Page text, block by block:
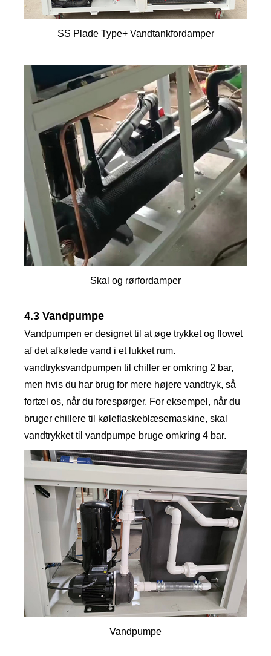
SS Plade Type+ Vandtankfordamper
Skal og rørfordamper
4.3 Vandpumpe
Vandpumpen er designet til at øge trykket og flowet
af det afkølede vand i et lukket rum.
vandtryksvandpumpen til chiller er omkring 2 bar,
men hvis du har brug for mere højere vandtryk, så
fortæl os, når du forespørger. For eksempel, når du
bruger chillere til køleflaskeblæsemaskine, skal
vandtrykket til vandpumpe bruge omkring 4 bar.
Vandpumpe